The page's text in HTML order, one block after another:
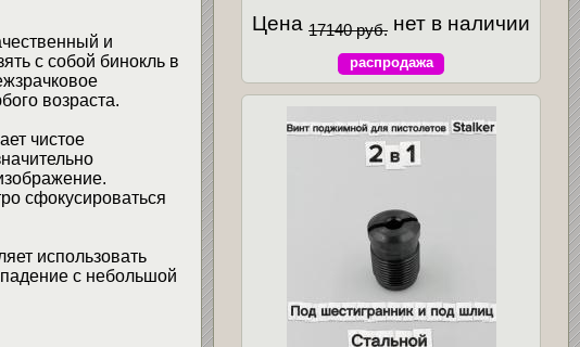
и
с собой бинокль в
возраста.
чистое
сфокусироваться
использовать
с небольшой
Цена 17140 руб. нет в наличии
распродажа